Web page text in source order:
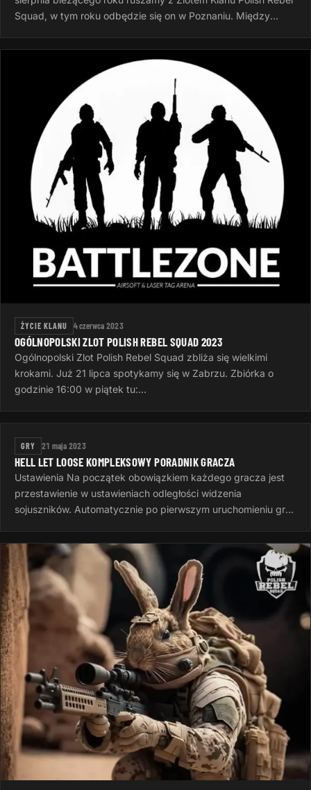
Squad, w tym roku odbędzie się on w Poznaniu. Między
ŻYCIE KLANU 4 czerwca 2023
OGÓLNOPOLSKI ZLOT POLISH REBEL SQUAD 2023
Ogólnopolski Zlot Polish Rebel Squad zbliża się wielkimi
krokami. Już 21 lipca spotykamy się w Zabrzu. Zbiórka o
godzinie 16:00 w piątek tu:
GRY 21 maja 2023
HELL LET LOOSE KOMPLEKSOWY PORADNIK GRACZA
Ustawienia Na początek obowiązkiem każdego gracza jest
przestawienie w ustawieniach odległości widzenia
sojuszników. Automatycznie po pierwszym uruchomieniu gry